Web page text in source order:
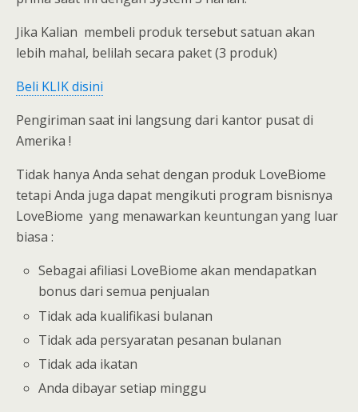
Jika Kalian membeli produk tersebut satuan akan
lebih mahal, belilah secara paket (3 produk)
Beli KLIK disini
Pengiriman saat ini langsung dari kantor pusat di
Amerika !
Tidak hanya Anda sehat dengan produk LoveBiome
tetapi Anda juga dapat mengikuti program bisnisnya
LoveBiome yang menawarkan keuntungan yang luar
biasa :
Sebagai afiliasi LoveBiome akan mendapatkan
bonus dari semua penjualan
Tidak ada kualifikasi bulanan
Tidak ada persyaratan pesanan bulanan
Tidak ada ikatan
Anda dibayar setiap minggu